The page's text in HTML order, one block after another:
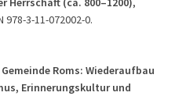
978-3-11-072002-0.
Roms: Wiederaufbau
Erinnerungskultur und